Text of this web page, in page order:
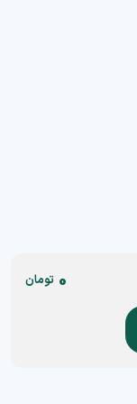
0 تومان